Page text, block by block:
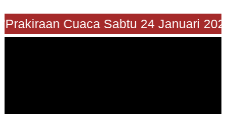
Cuaca Sabtu 24 Januari